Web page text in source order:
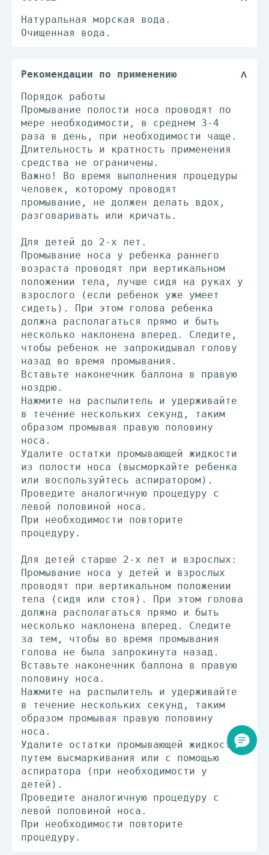
Натуральная морская вода.
Очищенная вода.
Рекомендации по применению
Порядок работы
Промывание полости носа проводят по
мере необходимости, в среднем 3-4
раза в день, при необходимости чаще.
Длительность и кратность применения
средства не ограничены.
Важно! Во время выполнения процедуры
человек, которому проводят
промывание, не должен делать вдох,
разговаривать или кричать.
Для детей до 2-х лет.
Промывание носа у ребенка раннего
возраста проводят при вертикальном
положении тела, лучше сидя на руках у
взрослого (если ребенок уже умеет
сидеть). При этом голова ребенка
должна располагаться прямо и быть
несколько наклонена вперед. Следите,
чтобы ребенок не запрокидывал голову
назад во время промывания.
Вставьте наконечник баллона в правую
ноздрю.
Нажмите на распылитель и удерживайте
в течение нескольких секунд, таким
образом промывая правую половину
носа.
Удалите остатки промывающей жидкости
из полости носа (высморкайте ребенка
или воспользуйтесь аспиратором).
Проведите аналогичную процедуру с
левой половиной носа.
При необходимости повторите
процедуру.
Для детей старше 2-х лет и взрослых:
Промывание носа у детей и взрослых
проводят при вертикальном положении
тела (сидя или стоя). При этом голова
должна располагаться прямо и быть
несколько наклонена вперед. Следите
за тем, чтобы во время промывания
голова не была запрокинута назад.
Вставьте наконечник баллона в правую
половину носа.
Нажмите на распылитель и удерживайте
в течение нескольких секунд, таким
образом промывая правую половину
носа.
Удалите остатки промывающей жидкости
путем высмаркивания или с помощью
аспиратора (при необходимости у
детей).
Проведите аналогичную процедуру с
левой половиной носа.
При необходимости повторите
процедуру.